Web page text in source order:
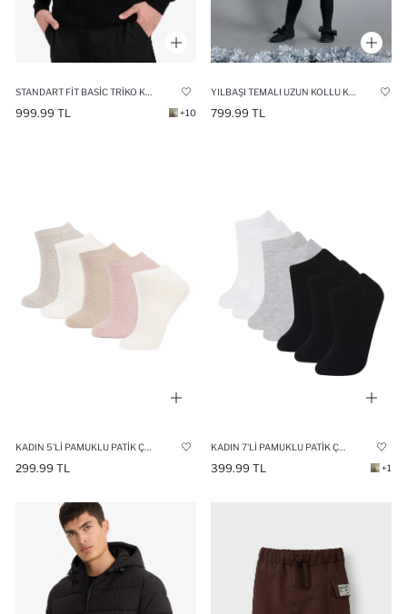
999.99 TL +10 799.99 TL
299.99 TL 399.99 TL +1